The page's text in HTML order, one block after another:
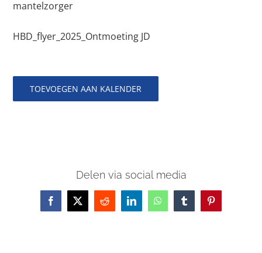
mantelzorger
HBD_flyer_2025_Ontmoeting JD
TOEVOEGEN AAN KALENDER
Delen via social media
Facebook
X Reddit LinkedInWhatsAppTumblrPinterest